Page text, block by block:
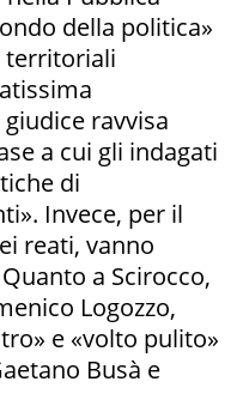
della politica»
territoriali
ravvisa
a cui gli indagati
di
Invece, per il
reati, vanno
a Scirocco,
Logozzo,
e «volto pulito»
Busà e